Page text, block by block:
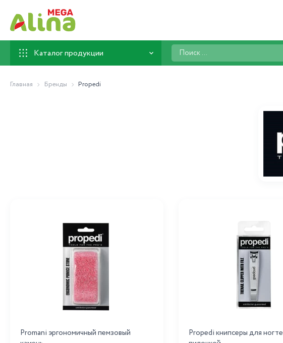
Каталог продукции
Поиск
...
Главная Бренды Propedi
Promani эргономичный пемзовый
Propedi книпсеры для